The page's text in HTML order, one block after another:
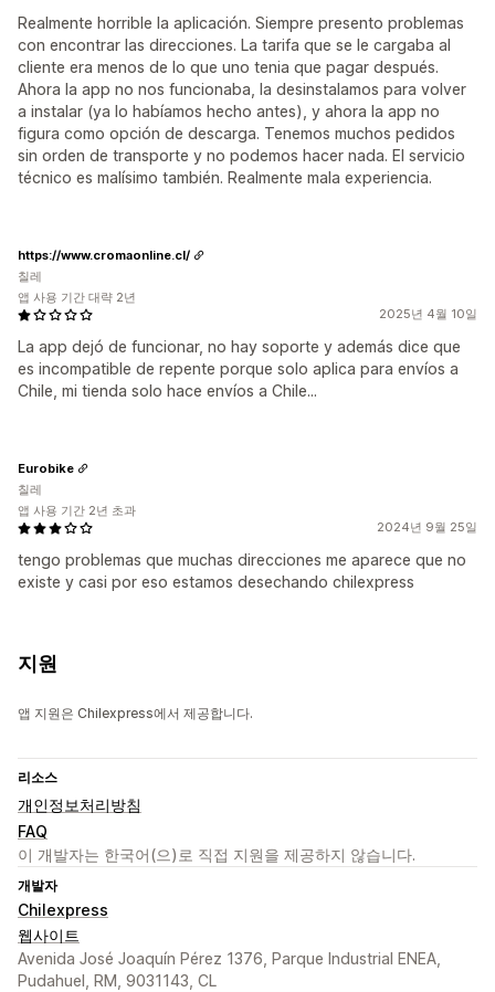
Realmente horrible la aplicación. Siempre presento problemas
con encontrar las direcciones. La tarifa que se le cargaba al
cliente era menos de lo que uno tenia que pagar después.
Ahora la app no nos funcionaba, la desinstalamos para volver
a instalar (ya lo habíamos hecho antes), y ahora la app no
figura como opción de descarga. Tenemos muchos pedidos
sin orden de transporte y no podemos hacer nada. El servicio
técnico es malísimo también. Realmente mala experiencia.
2025년 4월 10일
La app dejó de funcionar, no hay soporte y además dice que
es incompatible de repente porque solo aplica para envíos a
Chile, mi tienda solo hace envíos a Chile...
https://www.cromaonline.cl/
칠레
앱 사용 기간 대략 2년
2024년 9월 25일
tengo problemas que muchas direcciones me aparece que no
existe y casi por eso estamos desechando chilexpress
Eurobike
칠레
앱 사용 기간 2년 초과
지원
앱 지원은 Chilexpress에서 제공합니다.
리소스
개인정보처리방침
FAQ
이 개발자는 한국어(으)로 직접 지원을 제공하지 않습니다.
개발자
Chilexpress
웹사이트
Avenida José Joaquín Pérez 1376, Parque Industrial ENEA,
Pudahuel, RM, 9031143, CL